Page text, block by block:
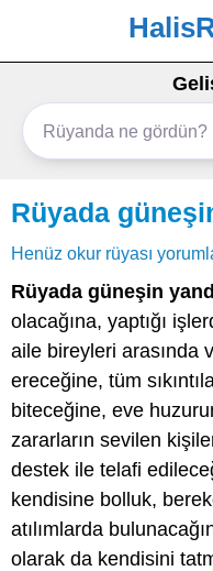
Rüyada
Henüz okur rüyası
Rüyada güneşin
olacağına, yaptığı
aile bireyleri arasında
ereceğine, tüm
biteceğine, eve
zararların sevilen
destek ile telafi
kendisine bolluk,
atılımlarda
olarak da kendisini